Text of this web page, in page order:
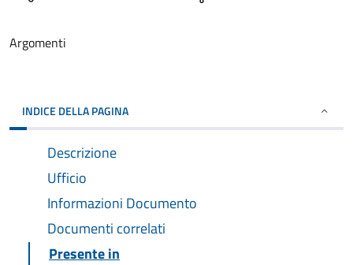
Argomenti
INDICE DELLA PAGINA
Descrizione
Ufficio
Informazioni Documento
Documenti correlati
Presente in